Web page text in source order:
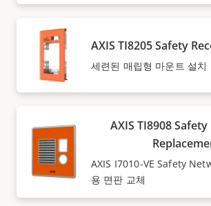
AXIS TI8205 Safety
세련된 매립형 마운트 설치
AXIS TI8908 Safety
AXIS I7010-VE Safety
용 면판 교체